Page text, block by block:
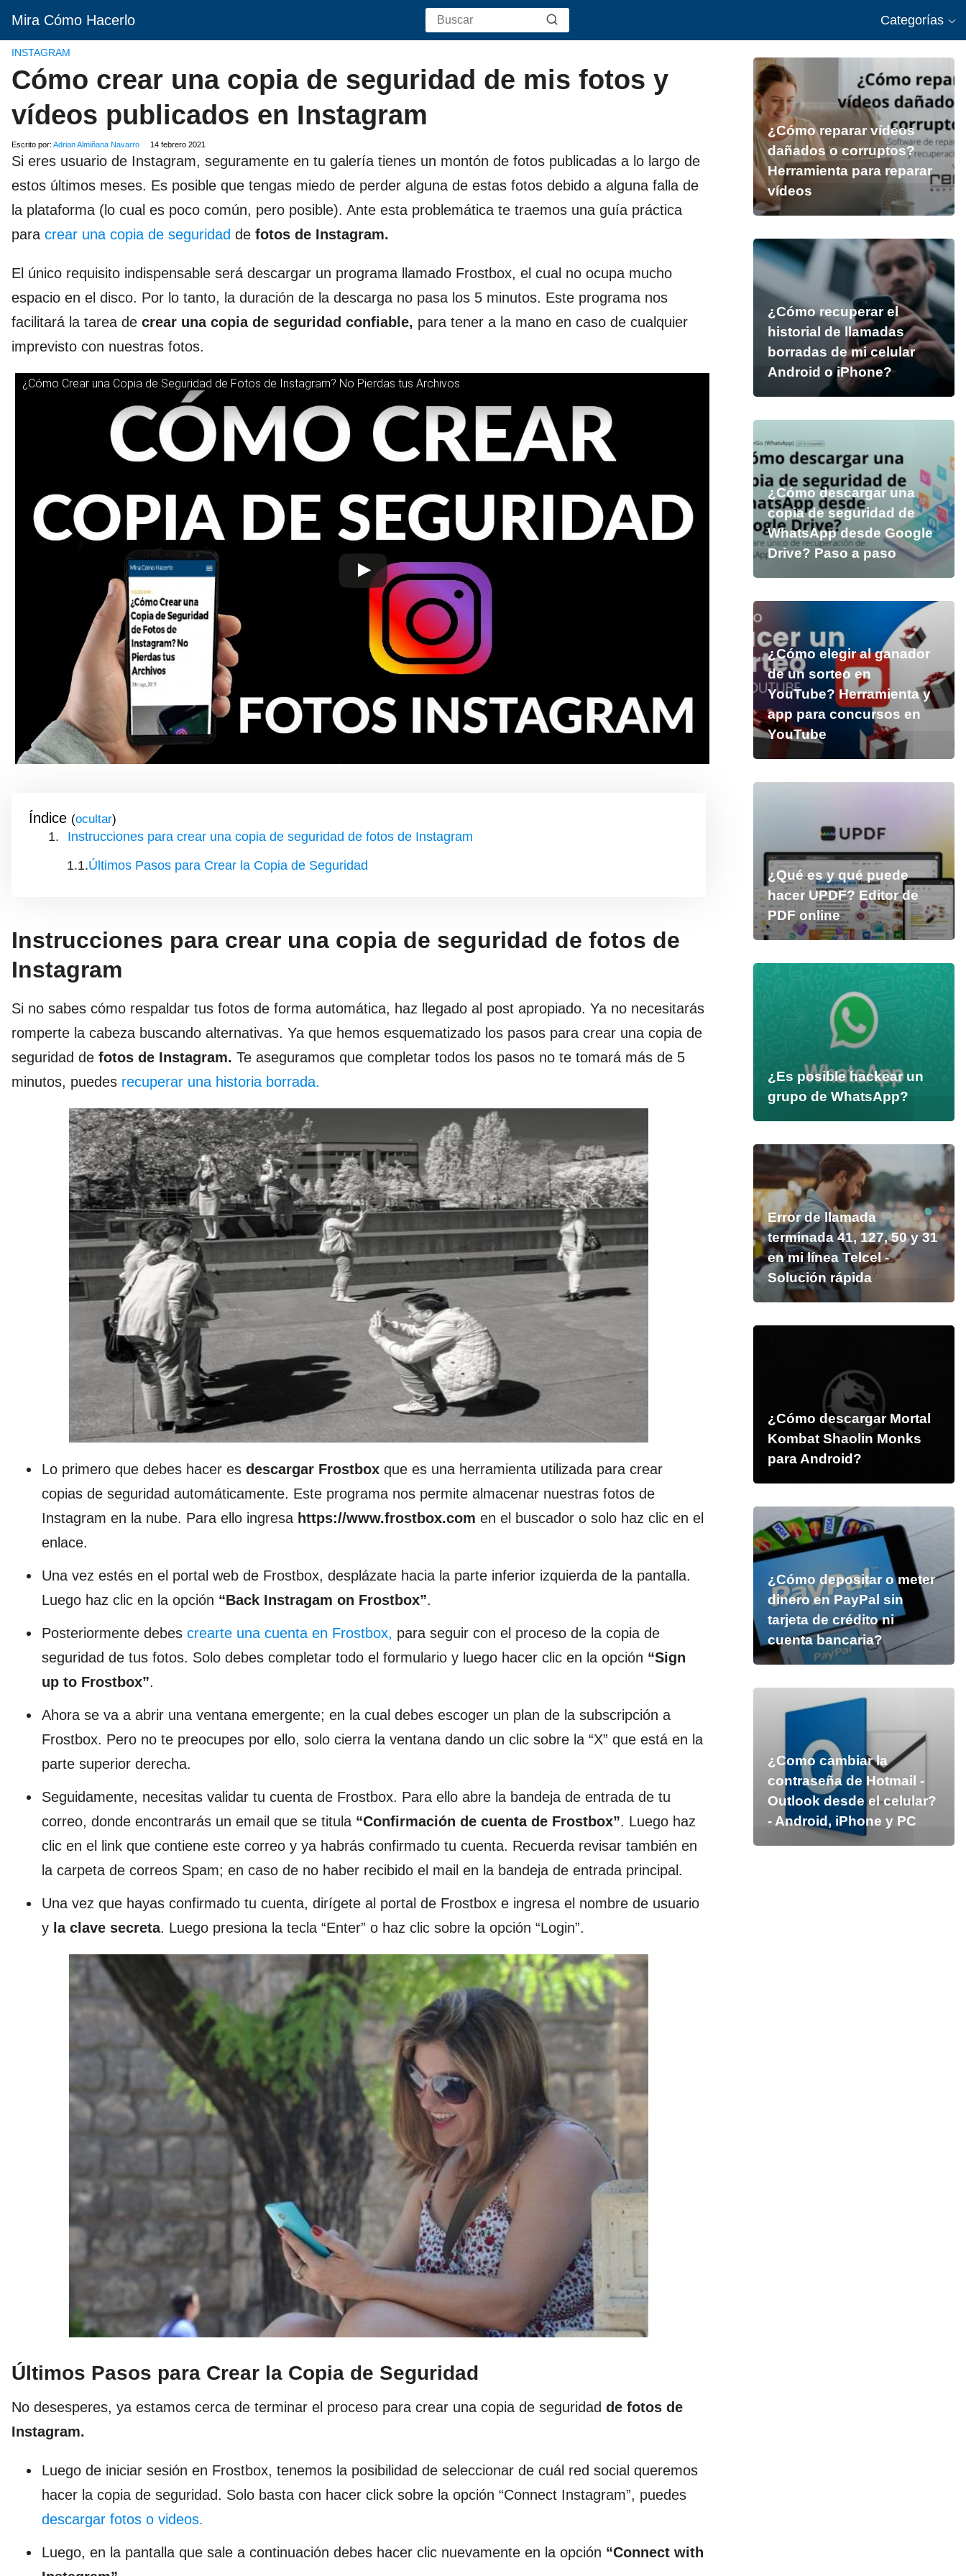
Mira Cómo Hacerlo Categorías
INSTAGRAM
Cómo crear una copia de seguridad de mis fotos y
vídeos publicados en Instagram
Escrito por: Adrian Almiñana Navarro 14 febrero 2021
Si eres usuario de Instagram, seguramente en tu galería tienes un montón de fotos publicadas a lo largo de
estos últimos meses. Es posible que tengas miedo de perder alguna de estas fotos debido a alguna falla de
la plataforma (lo cual es poco común, pero posible). Ante esta problemática te traemos una guía práctica
para crear una copia de seguridad de fotos de Instagram.
El único requisito indispensable será descargar un programa llamado Frostbox, el cual no ocupa mucho
espacio en el disco. Por lo tanto, la duración de la descarga no pasa los 5 minutos. Este programa nos
facilitará la tarea de crear una copia de seguridad confiable, para tener a la mano en caso de cualquier
imprevisto con nuestras fotos.
¿Cómo Crear una Copia de Seguridad de Fotos de Instagram? No Pierdas tus Archivos
Índice ( )
Instrucciones para crear una copia de seguridad de fotos de Instagram
Últimos Pasos para Crear la Copia de Seguridad
Instrucciones para crear una copia de seguridad de fotos de
Instagram
Si no sabes cómo respaldar tus fotos de forma automática, haz llegado al post apropiado. Ya no necesitarás
romperte la cabeza buscando alternativas. Ya que hemos esquematizado los pasos para crear una copia de
seguridad de fotos de Instagram. Te aseguramos que completar todos los pasos no te tomará más de 5
minutos, puedes recuperar una historia borrada.
Lo primero que debes hacer es descargar Frostbox que es una herramienta utilizada para crear
copias de seguridad automáticamente. Este programa nos permite almacenar nuestras fotos de
Instagram en la nube. Para ello ingresa https://www.frostbox.com en el buscador o solo haz clic en el
enlace.
Una vez estés en el portal web de Frostbox, desplázate hacia la parte inferior izquierda de la pantalla.
Luego haz clic en la opción “Back Instragam on Frostbox”.
Posteriormente debes crearte una cuenta en Frostbox, para seguir con el proceso de la copia de
seguridad de tus fotos. Solo debes completar todo el formulario y luego hacer clic en la opción “Sign
up to Frostbox”.
Ahora se va a abrir una ventana emergente; en la cual debes escoger un plan de la subscripción a
Frostbox. Pero no te preocupes por ello, solo cierra la ventana dando un clic sobre la “X” que está en la
parte superior derecha.
Seguidamente, necesitas validar tu cuenta de Frostbox. Para ello abre la bandeja de entrada de tu
correo, donde encontrarás un email que se titula “Confirmación de cuenta de Frostbox”. Luego haz
clic en el link que contiene este correo y ya habrás confirmado tu cuenta. Recuerda revisar también en
la carpeta de correos Spam; en caso de no haber recibido el mail en la bandeja de entrada principal.
Una vez que hayas confirmado tu cuenta, dirígete al portal de Frostbox e ingresa el nombre de usuario
y la clave secreta. Luego presiona la tecla “Enter” o haz clic sobre la opción “Login”.
Últimos Pasos para Crear la Copia de Seguridad
No desesperes, ya estamos cerca de terminar el proceso para crear una copia de seguridad de fotos de
Instagram.
Luego de iniciar sesión en Frostbox, tenemos la posibilidad de seleccionar de cuál red social queremos
hacer la copia de seguridad. Solo basta con hacer click sobre la opción “Connect Instagram”, puedes
descargar fotos o videos.
Luego, en la pantalla que sale a continuación debes hacer clic nuevamente en la opción “Connect with
¿Cómo reparar vídeos
dañados o corruptos?
Herramienta para reparar
vídeos
¿Cómo recuperar el
historial de llamadas
borradas de mi celular
Android o iPhone?
¿Cómo descargar una
copia de seguridad de
WhatsApp desde Google
Drive? Paso a paso
¿Cómo elegir al ganador
de un sorteo en
YouTube? Herramienta y
app para concursos en
YouTube
¿Qué es y qué puede
hacer UPDF? Editor de
PDF online
¿Es posible hackear un
grupo de WhatsApp?
Error de llamada
terminada 41, 127, 50 y 31
en mi línea Telcel -
Solución rápida
¿Cómo descargar Mortal
Kombat Shaolin Monks
para Android?
¿Cómo depositar o meter
dinero en PayPal sin
tarjeta de crédito ni
cuenta bancaria?
¿Como cambiar la
contraseña de Hotmail -
Outlook desde el celular?
- Android, iPhone y PC